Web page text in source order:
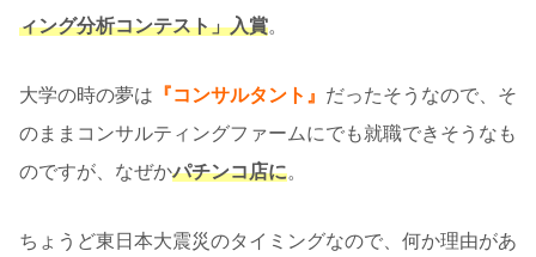
ィング分析コンテスト」入賞。
大学の時の夢は 『コンサルタント』 だったそうなので、そ
のままコンサルティングファームにでも就職できそうなも
のですが、なぜかパチンコ店に。
ちょうど東日本大震災のタイミングなので、何か理由があ